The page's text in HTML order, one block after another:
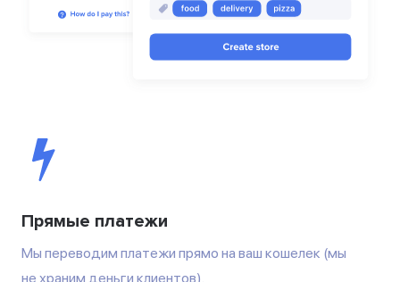
Прямые платежи
Мы переводим платежи прямо на ваш кошелек (мы
не храним деньги клиентов).